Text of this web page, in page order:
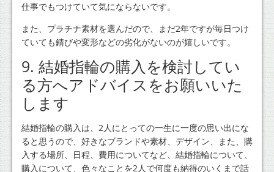
仕事でもつけていて気にならないです。
また、プラチナ素材を選んだので、まだ2年ですが毎日つけ
ていても錆びや変形などの劣化がないのが嬉しいです。
9. 結婚指輪の購入を検討してい
る方へアドバイスをお願いいた
します
結婚指輪の購入は、2人にとっての一生に一度の思い出にな
ると思うので、好きなブランドや素材、デザイン、また、購
入する場所、日程、費用についてなど、結婚指輪について、
購入について、色々なことを2人で何度も納得のいくまで話